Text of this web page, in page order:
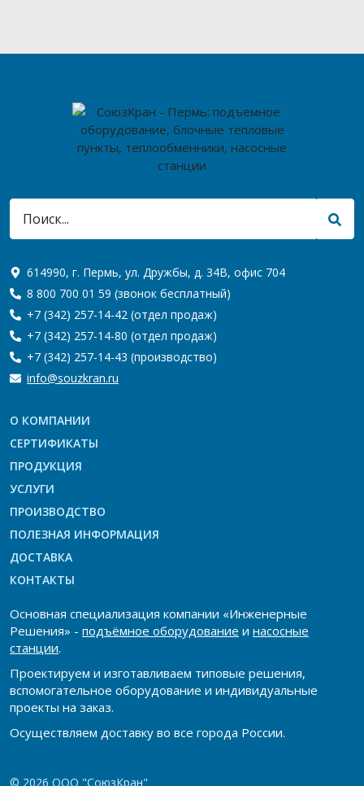
614990, г. Пермь, ул. Дружбы, д. 34В, офис 704
8 800 700 01 59 (звонок бесплатный)
+7 (342) 257-14-42 (отдел продаж)
+7 (342) 257-14-80 (отдел продаж)
+7 (342) 257-14-43 (производство)
info@souzkran.ru
О КОМПАНИИ
СЕРТИФИКАТЫ
ПРОДУКЦИЯ
УСЛУГИ
ПРОИЗВОДСТВО
ПОЛЕЗНАЯ ИНФОРМАЦИЯ
ДОСТАВКА
КОНТАКТЫ
Основная специализация компании «Инженерные
Решения» - подъёмное оборудование и насосные
станции.
Проектируем и изготавливаем типовые решения,
вспомогательное оборудование и индивидуальные
проекты на заказ.
Осуществляем доставку во все города России.
© 2026 ООО "СоюзКран"